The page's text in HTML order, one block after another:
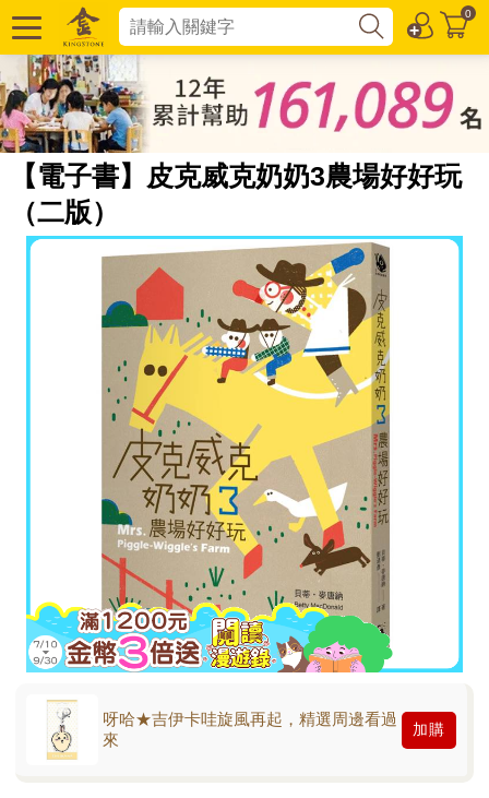
0
【電子書】皮克威克奶奶3農場好好玩
（二版）
呀哈★吉伊卡哇旋風再起，精選周邊看過
來
加購